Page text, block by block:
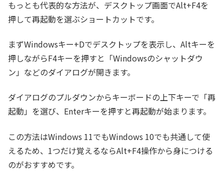
もっとも代表的な方法が、デスクトップ画面でAlt+F4を
押して再起動を選ぶショートカットです。
まずWindowsキー+Dでデスクトップを表示し、Altキーを
押しながらF4キーを押すと「Windowsのシャットダウ
ン」などのダイアログが開きます。
ダイアログのプルダウンからキーボードの上下キーで「再
起動」を選び、Enterキーを押すと再起動が始まります。
この方法はWindows 11でもWindows 10でも共通して使
えるため、1つだけ覚えるならAlt+F4操作から身につける
のがおすすめです。